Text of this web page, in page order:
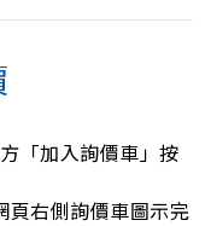
「加入詢價車」按
頁右側詢價車圖示完